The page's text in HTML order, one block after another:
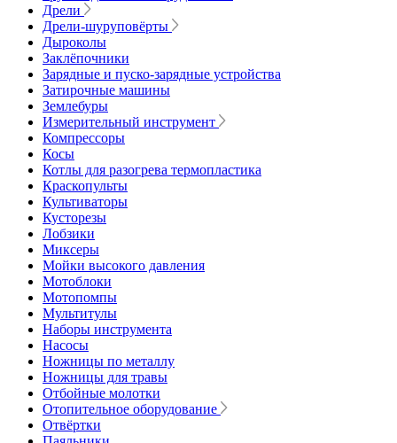
Дрели
Дрели-шуруповёрты
Дыроколы
Заклёпочники
Зарядные и пуско-зарядные устройства
Затирочные машины
Землебуры
Измерительный инструмент
Компрессоры
Косы
Котлы для разогрева термопластика
Краскопульты
Культиваторы
Кусторезы
Лобзики
Миксеры
Мойки высокого давления
Мотоблоки
Мотопомпы
Мультитулы
Наборы инструмента
Насосы
Ножницы по металлу
Ножницы для травы
Отбойные молотки
Отопительное оборудование
Отвёртки